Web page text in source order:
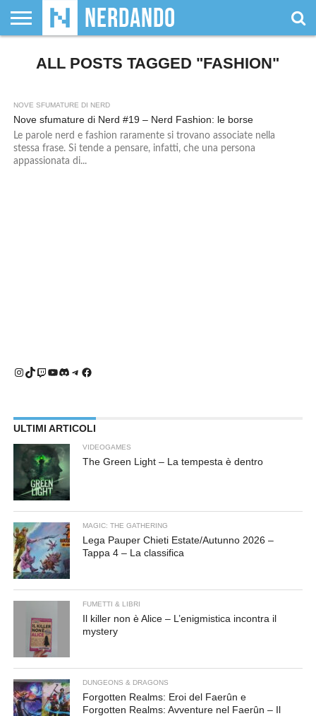
SIAMO
GIOCHI
DA
GIOCHI
DI
VIDEOGAMES
FILM
FUMETTI
& LIBRI
MAGIC:
THE
DUNGEONS
WRESTLING
NERDANDO
AWARDS
BOLLINI
ALL POSTS TAGGED "FASHION"
NOVE SFUMATURE DI NERD
Nove sfumature di Nerd #19 – Nerd Fashion: le borse
Le parole nerd e fashion raramente si trovano associate nella
stessa frase. Si tende a pensare, infatti, che una persona
appassionata di...
Instagram
TikTok
Twitch
YouTube
Discord
Telegram
Facebook
ULTIMI ARTICOLI
VIDEOGAMES
The Green Light – La tempesta è dentro
MAGIC: THE GATHERING
Lega Pauper Chieti Estate/Autunno 2026 –
Tappa 4 – La classifica
FUMETTI & LIBRI
Il killer non è Alice – L’enigmistica incontra il
mystery
DUNGEONS & DRAGONS
Forgotten Realms: Eroi del Faerûn e
Forgotten Realms: Avventure nel Faerûn – Il